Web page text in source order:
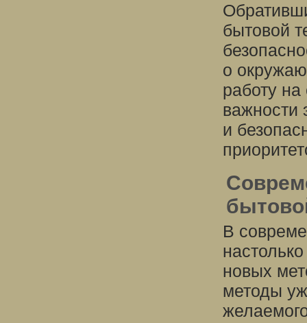
бытовой
о
работу
важности
и
В
новых
методы